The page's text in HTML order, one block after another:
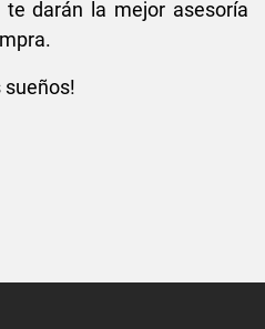
darán la mejor asesoría
sueños!